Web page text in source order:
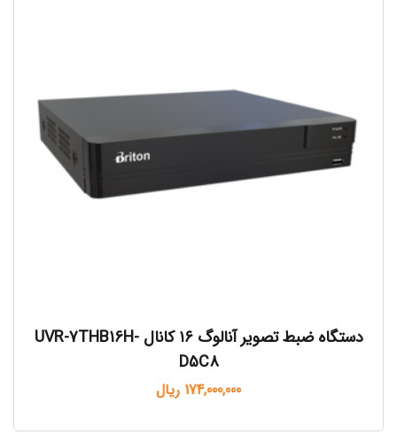
دستگاه ضبط تصویر آنالوگ ۱۶ کانال UVR-7THB16H-
D5C8
174,000,000 ریال